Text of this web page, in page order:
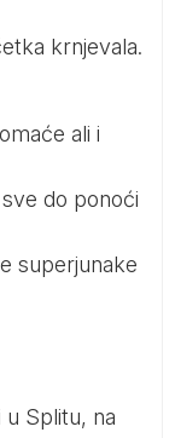
krnjevala.
ali i
do ponoći
superjunake
u Splitu, na